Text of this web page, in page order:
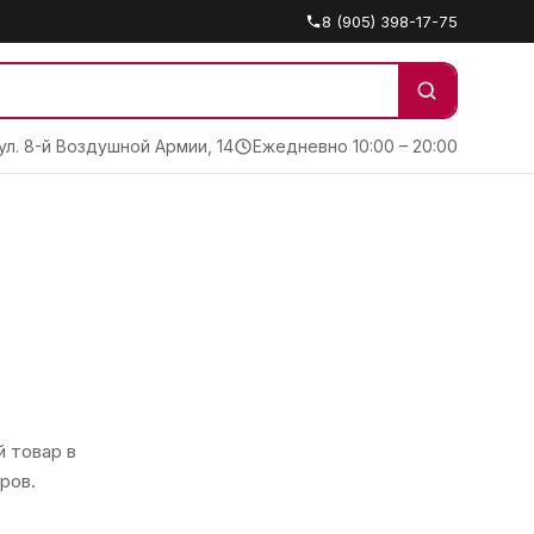
8 (905) 398-17-75
8-й Воздушной Армии, 14 Ежедневно 10:00 – 20:00
товар в